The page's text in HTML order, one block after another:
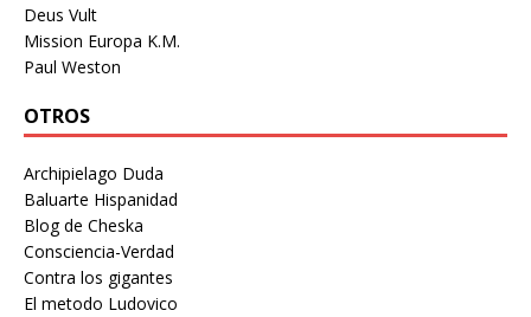
Deus Vult
Mission Europa K.M.
Paul Weston
OTROS
Archipielago Duda
Baluarte Hispanidad
Blog de Cheska
Consciencia-Verdad
Contra los gigantes
El metodo Ludovico